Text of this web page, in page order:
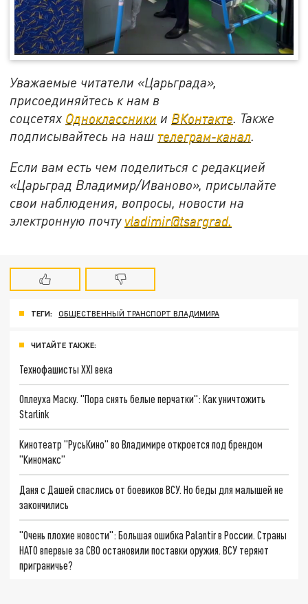
Уважаемые читатели «Царьграда»,
присоединяйтесь к нам в
соцсетях Одноклассники и ВКонтакте. Также
подписывайтесь на наш телеграм-канал.
Если вам есть чем поделиться с редакцией
«Царьград Владимир/Иваново», присылайте
свои наблюдения, вопросы, новости на
электронную почту vladimir@tsargrad.
ТЕГИ: ОБЩЕСТВЕННЫЙ ТРАНСПОРТ ВЛАДИМИРА
ЧИТАЙТЕ ТАКЖЕ:
Технофашисты XXI века
Оплеуха Маску. "Пора снять белые перчатки": Как уничтожить
Starlink
Кинотеатр "РусьКино" во Владимире откроется под брендом
"Киномакс"
Даня с Дашей спаслись от боевиков ВСУ. Но беды для малышей не
закончились
"Очень плохие новости": Большая ошибка Palantir в России. Страны
НАТО впервые за СВО остановили поставки оружия. ВСУ теряют
приграничье?